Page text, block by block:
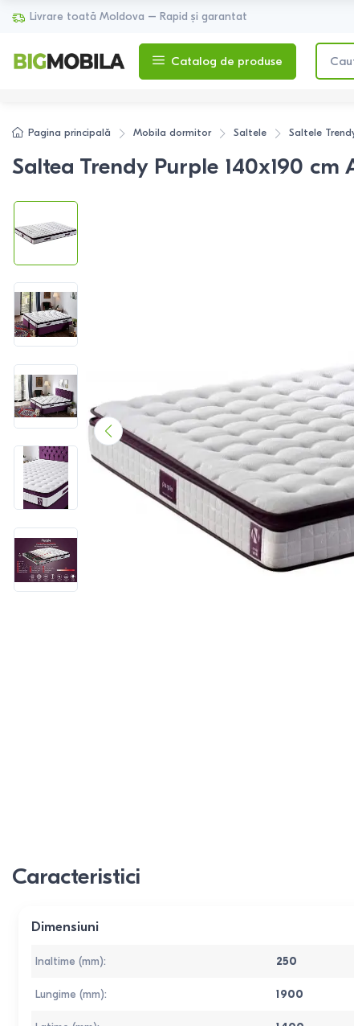
Livrare toată Moldova – Rapid și garantat
Catalog de produse
Pagina principală Mobila dormitor Saltele Saltele
Saltea Trendy Purple 140x190 cm
Caracteristici
Dimensiuni
Inaltime (mm): 250
Lungime (mm): 1900